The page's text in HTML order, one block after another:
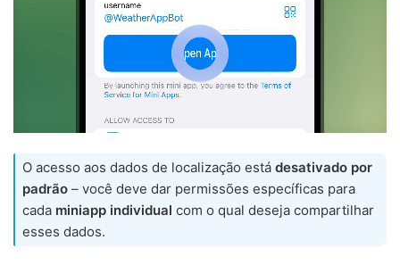
O acesso aos dados de localização está desativado por
padrão – você deve dar permissões específicas para
cada miniapp individual com o qual deseja compartilhar
esses dados.